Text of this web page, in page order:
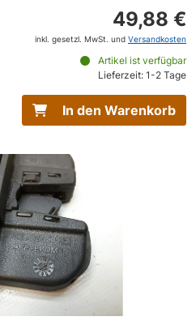
49,88 €
inkl. gesetzl. MwSt. und Versandkosten
Artikel ist verfügbar
Lieferzeit: 1-2 Tage
In den Warenkorb